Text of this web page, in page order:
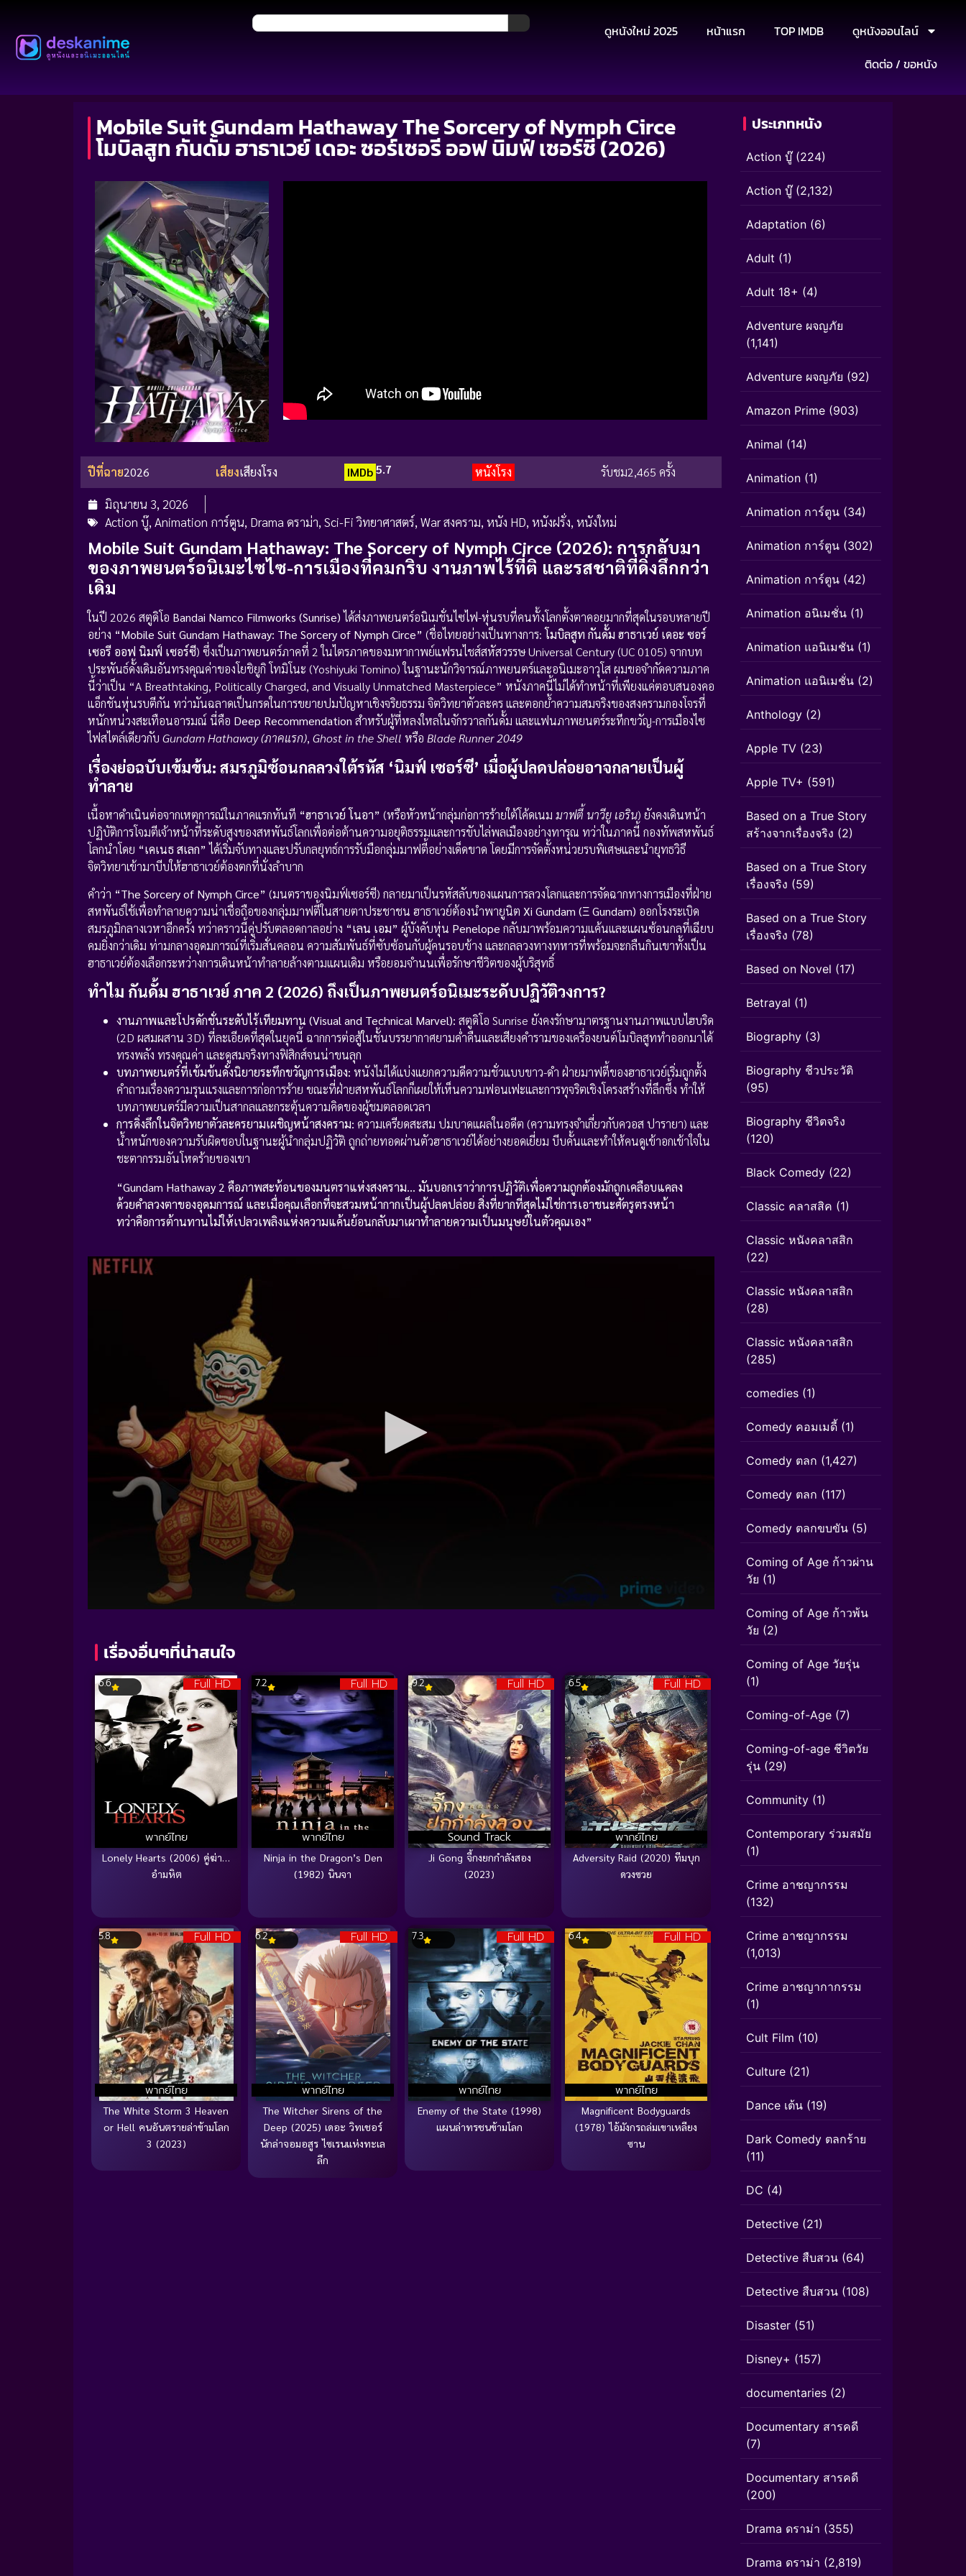
ดูหนังใหม่ 2025 หน้าแรก TOP IMDB
ดูหนังออนไลน์
ติดต่อ / ขอหนัง
Mobile Suit Gundam Hathaway The Sorcery of Nymph Circe
โมบิลสูท กันดั้ม ฮาธาเวย์ เดอะ ซอร์เซอรี ออฟ นิมฟ์ เซอร์ซี (2026)
ปีที่ฉาย2026 เสียงเสียงโรง IMDb 5.7 หนังโรง รับชม2,465 ครั้ง
มิถุนายน 3, 2026
Action บู๊, Animation การ์ตูน, Drama ดราม่า, Sci-Fi วิทยาศาสตร์, War สงคราม, หนัง HD, หนังฝรั่ง, หนังใหม่
Mobile Suit Gundam Hathaway: The Sorcery of Nymph Circe (2026): การกลับมา
ของภาพยนตร์อนิเมะไซไซ-การเมืองที่คมกริบ งานภาพไร้ที่ติ และรสชาติที่ดิ่งลึกกว่า
เดิม
ในปี 2026 สตูดิโอ Bandai Namco Filmworks (Sunrise)ได้ส่งภาพยนตร์อนิเมชั่นไซไฟ-หุ่นรบที่คนทั้งโลกตั้งตาคอยมากที่สุดในรอบหลายปี
อย่าง “Mobile Suit Gundam Hathaway: The Sorcery of Nymph Circe” (ชื่อไทยอย่างเป็นทางการ: โมบิลสูท กันดั้ม ฮาธาเวย์ เดอะ ซอร์
เซอรี ออฟ นิมฟ์ เซอร์ซี) ซึ่งเป็นภาพยนตร์ภาคที่ 2 ในไตรภาคของมหากาพย์แฟรนไชส์สหัสวรรษ Universal Century (UC 0105) จากบท
ประพันธ์ดั้งเดิมอันทรงคุณค่าของโยชิยูกิ โทมิโนะ (Yoshiyuki Tomino) ในฐานะนักวิจารณ์ภาพยนตร์และอนิเมะอาวุโส ผมขอจำกัดความภาค
นี้ว่าเป็น “A Breathtaking, Politically Charged, and Visually Unmatched Masterpiece” หนังภาคนี้ไม่ได้ทำหน้าที่เพียงแค่ตอบสนองคอ
แอ็กชันหุ่นรบตีกัน ทว่ามันฉลาดเป็นกรดในการขยายปมปัญหาเชิงจริยธรรม จิตวิทยาตัวละคร และตอกย้ำความสมจริงของสงครามกองโจรที่
หนักหน่วงสะเทือนอารมณ์ นี่คือ Deep Recommendation สำหรับผู้ที่หลงใหลในจักรวาลกันดั้ม และแฟนภาพยนตร์ระทึกขวัญ-การเมืองไซ
ไฟสไตล์เดียวกับ Gundam Hathaway (ภาคแรก), Ghost in the Shell หรือ Blade Runner 2049
เรื่องย่อฉบับเข้มข้น: สมรภูมิซ้อนกลลวงใต้รหัส ‘นิมฟ์ เซอร์ซี’ เมื่อผู้ปลดปล่อยอาจกลายเป็นผู้
ทำลาย
เนื้อหาดำเนินต่อจากเหตุการณ์ในภาคแรกทันที “ฮาธาเวย์ โนอา” (หรือหัวหน้ากลุ่มก่อการร้ายใต้โค้ดเนม มาฟตี้ นาวียู เอริน) ยังคงเดินหน้า
ปฏิบัติการโจมตีเจ้าหน้าที่ระดับสูงของสหพันธ์โลกเพื่อต่อต้านความอยุติธรรมและการขับไล่พลเมืองอย่างทารุณ ทว่าในภาคนี้ กองทัพสหพันธ์
โลกนำโดย “เคเนธ สเลก”ได้เริ่มจับทางและปรับกลยุทธ์การรับมือกลุ่มมาฟตี้อย่างเด็ดขาด โดยมีการจัดตั้งหน่วยรบพิเศษและนำยุทธวิธี
จิตวิทยาเข้ามาบีบให้ฮาธาเวย์ต้องตกที่นั่งลำบาก
คำว่า “The Sorcery of Nymph Circe” (มนตราของนิมฟ์เซอร์ซี) กลายมาเป็นรหัสลับของแผนการลวงโลกและการจัดฉากทางการเมืองที่ฝ่าย
สหพันธ์ใช้เพื่อทำลายความน่าเชื่อถือของกลุ่มมาฟตี้ในสายตาประชาชน ฮาธาเวย์ต้องนำพายูนิต Xi Gundam (Ξ Gundam) ออกโรงระเบิด
สมรภูมิกลางเวหาอีกครั้ง ทว่าคราวนี้คู่ปรับตลอดกาลอย่าง “เลน เอม” ผู้บังคับหุ่น Penelope กลับมาพร้อมความแค้นและแผนซ้อนกลที่เฉียบ
คมยิ่งกว่าเดิม ท่ามกลางอุดมการณ์ที่เริ่มสั่นคลอน ความสัมพันธ์ที่ซับซ้อนกับผู้คนรอบข้าง และกลลวงทางทหารที่พร้อมจะกลืนกินเขาทั้งเป็น
ฮาธาเวย์ต้องเลือกระหว่างการเดินหน้าทำลายล้างตามแผนเดิม หรือยอมจำนนเพื่อรักษาชีวิตของผู้บริสุทธิ์
ทำไม กันดั้ม ฮาธาเวย์ ภาค 2 (2026) ถึงเป็นภาพยนตร์อนิเมะระดับปฏิวัติวงการ?
งานภาพและโปรดักชั่นระดับไร้เทียมทาน (Visual and Technical Marvel): สตูดิโอ Sunrise ยังคงรักษามาตรฐานงานภาพแบบไฮบริด
(2D ผสมผสาน 3D) ที่ละเอียดที่สุดในยุคนี้ ฉากการต่อสู้ในชั้นบรรยากาศยามค่ำคืนและเสียงคำรามของเครื่องยนต์โมบิลสูททำออกมาได้
ทรงพลัง ทรงคุณค่า และดูสมจริงทางฟิสิกส์จนน่าขนลุก
บทภาพยนตร์ที่เข้มข้นดั่งนิยายระทึกขวัญการเมือง: หนังไม่ได้แบ่งแยกความดีความชั่วแบบขาว-ดำ ฝ่ายมาฟตี้ของฮาธาเวย์เริ่มถูกตั้ง
คำถามเรื่องความรุนแรงและการก่อการร้าย ขณะที่ฝ่ายสหพันธ์โลกก็เผยให้เห็นความฟอนเฟะและการทุจริตเชิงโครงสร้างที่ลึกซึ้ง ทำให้
บทภาพยนตร์มีความเป็นสากลและกระตุ้นความคิดของผู้ชมตลอดเวลา
การดิ่งลึกในจิตวิทยาตัวละครยามเผชิญหน้าสงคราม: ความเครียดสะสม ปมบาดแผลในอดีต (ความทรงจำเกี่ยวกับควอส ปารายา) และ
น้ำหนักของความรับผิดชอบในฐานะผู้นำกลุ่มปฏิวัติ ถูกถ่ายทอดผ่านตัวฮาธาเวย์ได้อย่างยอดเยี่ยม บีบคั้นและทำให้คนดูเข้าอกเข้าใจใน
ชะตากรรมอันโหดร้ายของเขา
“Gundam Hathaway 2 คือภาพสะท้อนของมนตราแห่งสงคราม… มันบอกเราว่าการปฏิวัติเพื่อความถูกต้องมักถูกเคลือบแคลง
ด้วยคำลวงตาของอุดมการณ์ และเมื่อคุณเลือกที่จะสวมหน้ากากเป็นผู้ปลดปล่อย สิ่งที่ยากที่สุดไม่ใช่การเอาชนะศัตรูตรงหน้า
ทว่าคือการต้านทานไม่ให้เปลวเพลิงแห่งความแค้นย้อนกลับมาเผาทำลายความเป็นมนุษย์ในตัวคุณเอง”
เรื่องอื่นๆที่น่าสนใจ
Full HD
พากย์ไทย
6.6
Lonely Hearts (2006) คู่ฆ่า…
อำมหิต
Full HD
พากย์ไทย
7.2
Ninja in the Dragon’s Den
(1982) นินจา
Full HD
Sound Track
9.2
Ji Gong จี้กงยกกำลังสอง
(2023)
Full HD
พากย์ไทย
6.5
Adversity Raid (2020) ทีมบุก
ดวงซวย
Full HD
พากย์ไทย
5.8
The White Storm 3 Heaven
or Hell คนอันตรายล่าข้ามโลก
3 (2023)
Full HD
พากย์ไทย
6.2
The Witcher Sirens of the
Deep (2025) เดอะ วิทเชอร์
นักล่าจอมอสูร ไซเรนแห่งทะเล
ลึก
Full HD
พากย์ไทย
7.3
Enemy of the State (1998)
แผนล่าทรชนข้ามโลก
Full HD
พากย์ไทย
6.4
Magnificent Bodyguards
(1978) ไอ้มังกรถล่มเขาเหลียง
ซาน
ประเภทหนัง
Action บู๊(224)
Action บู๊(2,132)
Adaptation (6)
Adult (1)
Adult 18+ (4)
Adventure ผจญภัย
(1,141)
Adventure ผจญภัย (92)
Amazon Prime (903)
Animal (14)
Animation (1)
Animation การ์ตูน (34)
Animation การ์ตูน (302)
Animation การ์ตูน (42)
Animation อนิเมชั่น (1)
Animation แอนิเมชัน (1)
Animation แอนิเมชั่น (2)
Anthology (2)
Apple TV (23)
Apple TV+ (591)
Based on a True Story
สร้างจากเรื่องจริง (2)
Based on a True Story
เรื่องจริง (59)
Based on a True Story
เรื่องจริง (78)
Based on Novel (17)
Betrayal (1)
Biography (3)
Biography ชีวประวัติ
(95)
Biography ชีวิตจริง
(120)
Black Comedy (22)
Classic คลาสสิค (1)
Classic หนังคลาสสิก
(22)
Classic หนังคลาสสิก
(28)
Classic หนังคลาสสิก
(285)
comedies (1)
Comedy คอมเมดี้ (1)
Comedy ตลก (1,427)
Comedy ตลก (117)
Comedy ตลกขบขัน (5)
Coming of Age ก้าวผ่าน
วัย (1)
Coming of Age ก้าวพ้น
วัย (2)
Coming of Age วัยรุ่น
(1)
Coming-of-Age (7)
Coming-of-age ชีวิตวัย
รุ่น (29)
Community (1)
Contemporary ร่วมสมัย
(1)
Crime อาชญากรรม
(132)
Crime อาชญากรรม
(1,013)
Crime อาชญากากรรม
(1)
Cult Film (10)
Culture (21)
Dance เต้น (19)
Dark Comedy ตลกร้าย
(11)
DC (4)
Detective (21)
Detective สืบสวน (64)
Detective สืบสวน (108)
Disaster (51)
Disney+ (157)
documentaries (2)
Documentary สารคดี
(7)
Documentary สารคดี
(200)
Drama ดราม่า (355)
Drama ดราม่า (2,819)